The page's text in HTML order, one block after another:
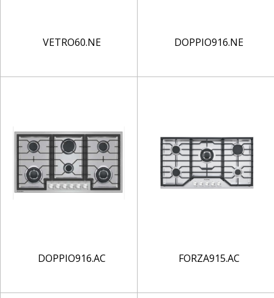
VETRO60.NE DOPPIO916.NE
DOPPIO916.AC FORZA915.AC